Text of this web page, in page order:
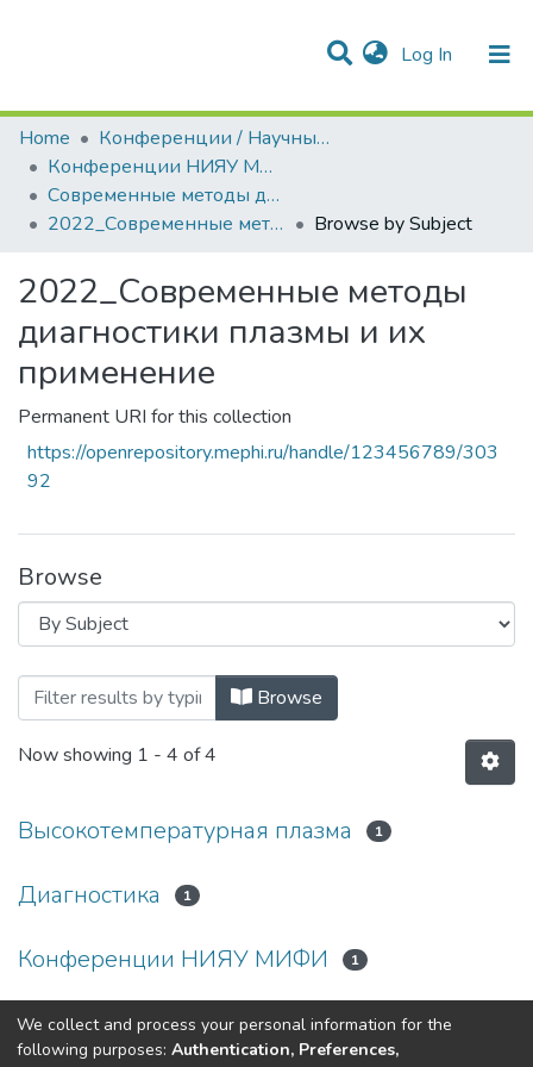
Log In (current)
Communities & Collections
All of DSpace
Home
Конференции / Научные семинары
Конференции НИЯУ МИФИ
Современные методы диагностики плазмы и их применение
2022_Современные методы диагностики плазмы и их применение
Browse by Subject
2022_Современные методы
диагностики плазмы и их
применение
Permanent URI for this collection
https://openrepository.mephi.ru/handle/123456789/303
92
Browse
Browsing 2022_Современные методы
Browse
Now showing 1 - 4 of 4
Высокотемпературная плазма 1
Диагностика 1
Конференции НИЯУ МИФИ 1
Низкотемпературная плазма 1
We collect and process your personal information for the
following purposes: Authentication, Preferences,